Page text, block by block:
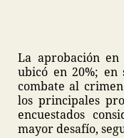
La aprobación
ubicó en 20%;
combate al
los principales
encuestados
mayor desafío,